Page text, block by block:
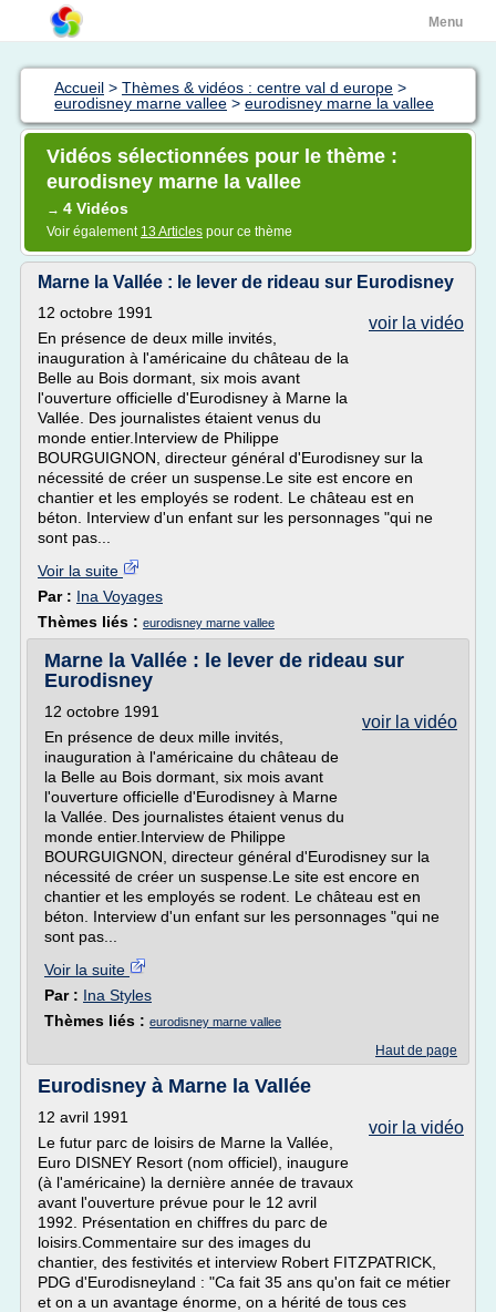
Menu
Accueil > Thèmes & vidéos : centre val d europe >
eurodisney marne vallee > eurodisney marne la vallee
Vidéos sélectionnées pour le thème :
eurodisney marne la vallee
→ 4 Vidéos
Voir également 13 Articles pour ce thème
Marne la Vallée : le lever de rideau sur Eurodisney
voir la vidéo
12 octobre 1991
En présence de deux mille invités,
inauguration à l'américaine du château de la
Belle au Bois dormant, six mois avant
l'ouverture officielle d'Eurodisney à Marne la
Vallée. Des journalistes étaient venus du
monde entier.Interview de Philippe
BOURGUIGNON, directeur général d'Eurodisney sur la
nécessité de créer un suspense.Le site est encore en
chantier et les employés se rodent. Le château est en
béton. Interview d'un enfant sur les personnages "qui ne
sont pas...
Voir la suite
Par : Ina Voyages
Thèmes liés : eurodisney marne vallee
Marne la Vallée : le lever de rideau sur
Eurodisney
voir la vidéo
12 octobre 1991
En présence de deux mille invités,
inauguration à l'américaine du château de
la Belle au Bois dormant, six mois avant
l'ouverture officielle d'Eurodisney à Marne
la Vallée. Des journalistes étaient venus du
monde entier.Interview de Philippe
BOURGUIGNON, directeur général d'Eurodisney sur la
nécessité de créer un suspense.Le site est encore en
chantier et les employés se rodent. Le château est en
béton. Interview d'un enfant sur les personnages "qui ne
sont pas...
Voir la suite
Par : Ina Styles
Thèmes liés : eurodisney marne vallee
Haut de page
Eurodisney à Marne la Vallée
voir la vidéo
12 avril 1991
Le futur parc de loisirs de Marne la Vallée,
Euro DISNEY Resort (nom officiel), inaugure
(à l'américaine) la dernière année de travaux
avant l'ouverture prévue pour le 12 avril
1992. Présentation en chiffres du parc de
loisirs.Commentaire sur des images du
chantier, des festivités et interview Robert FITZPATRICK,
PDG d'Eurodisneyland : "Ca fait 35 ans qu'on fait ce métier
et on a un avantage énorme, on a hérité de tous ces